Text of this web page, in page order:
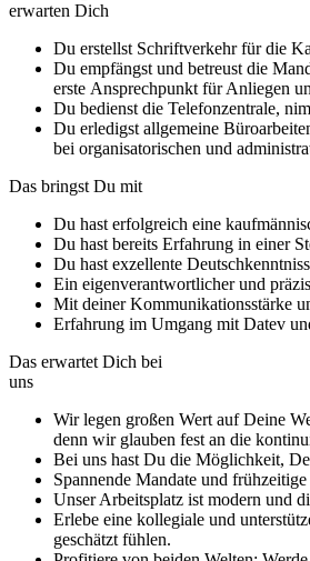
erwarten Dich
Du erstellst Schriftverkehr für die
Du empfängst und betreust die
erste Ansprechpunkt für Anliegen
Du bedienst die Telefonzentrale,
Du erledigst allgemeine
bei organisatorischen und
Das bringst Du mit
Du hast erfolgreich eine
Du hast bereits Erfahrung in einer
Du hast exzellente
Ein eigenverantwortlicher und
Mit deiner Kommunikationsstärke
Erfahrung im Umgang mit Datev
Das erwartet Dich bei
uns
Wir legen großen Wert auf Deine
denn wir glauben fest an die
Bei uns hast Du die Möglichkeit,
Spannende Mandate und
Unser Arbeitsplatz ist modern und
Erlebe eine kollegiale und
geschätzt fühlen.